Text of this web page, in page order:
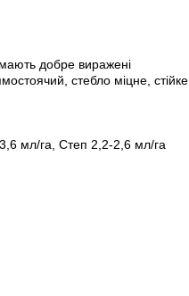
добре виражені
стебло міцне, стійке
3,6 мл/га, Степ 2,2-2,6 мл/га